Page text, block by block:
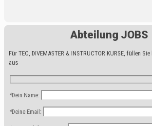
Abteilung JOBS
Für TEC, DIVEMASTER & INSTRUCTOR KURSE, füllen
aus
*Dein Name:
*Deine Email: